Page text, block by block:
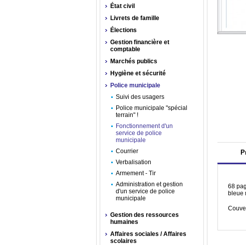
68
bleue
État civil
Livrets de famille
Élections
Gestion financière et
comptable
Marchés publics
Hygiène et sécurité
Police municipale
Suivi des usagers
Police municipale "spécial
terrain" !
Fonctionnement d'un
service de police
municipale
Courrier
Verbalisation
Armement - Tir
Administration et gestion
d'un service de police
municipale
Gestion des ressources
humaines
Affaires sociales / Affaires
scolaires